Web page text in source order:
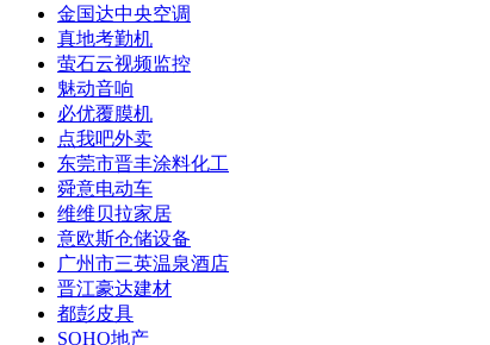
金国达中央空调
真地考勤机
萤石云视频监控
魅动音响
必优覆膜机
点我吧外卖
东莞市晋丰涂料化工
舜意电动车
维维贝拉家居
意欧斯仓储设备
广州市三英温泉酒店
晋江豪达建材
都彭皮具
SOHO地产